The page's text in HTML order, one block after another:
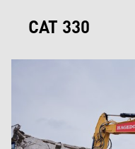
CAT 330